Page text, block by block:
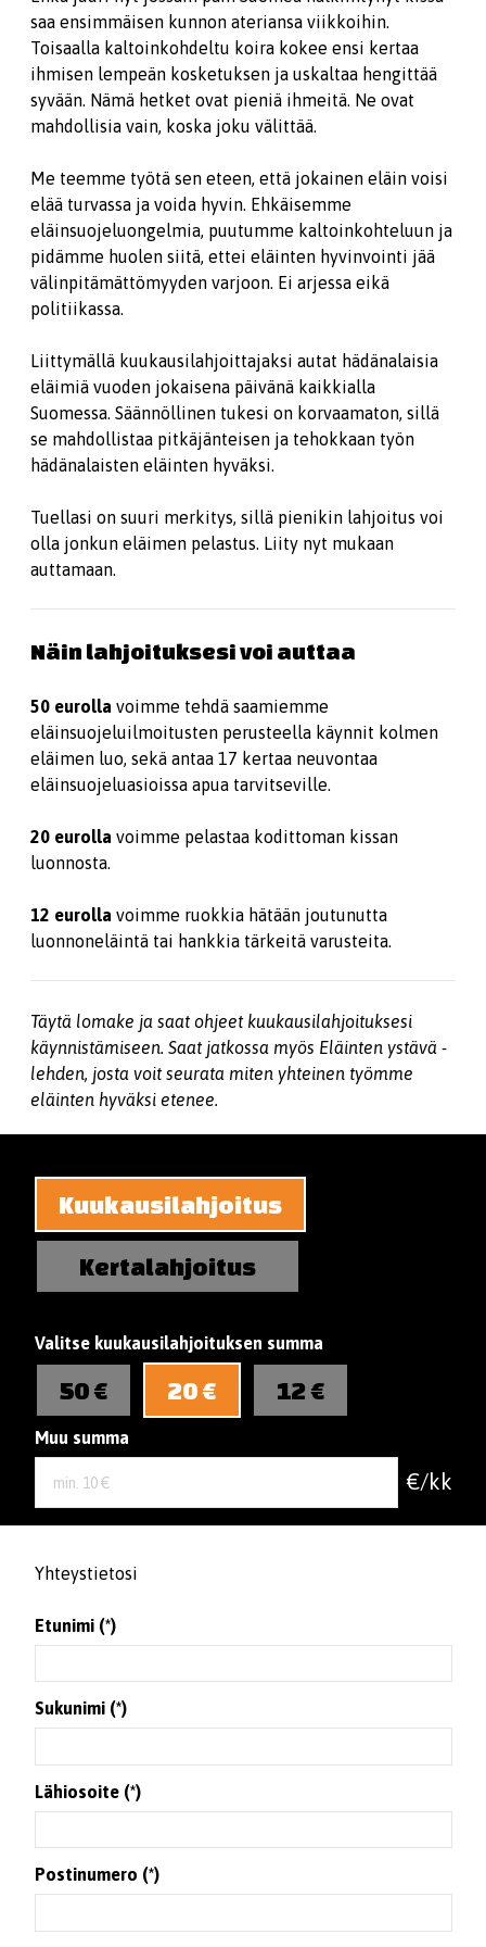
saa ensimmäisen kunnon ateriansa viikkoihin.
Toisaalla kaltoinkohdeltu koira kokee ensi kertaa
ihmisen lempeän kosketuksen ja uskaltaa hengittää
syvään. Nämä hetket ovat pieniä ihmeitä. Ne ovat
mahdollisia vain, koska joku välittää.
Me teemme työtä sen eteen, että jokainen eläin voisi
elää turvassa ja voida hyvin. Ehkäisemme
eläinsuojeluongelmia, puutumme kaltoinkohteluun ja
pidämme huolen siitä, ettei eläinten hyvinvointi jää
välinpitämättömyyden varjoon. Ei arjessa eikä
politiikassa.
Liittymällä kuukausilahjoittajaksi autat hädänalaisia
eläimiä vuoden jokaisena päivänä kaikkialla
Suomessa. Säännöllinen tukesi on korvaamaton, sillä
se mahdollistaa pitkäjänteisen ja tehokkaan työn
hädänalaisten eläinten hyväksi.
Tuellasi on suuri merkitys, sillä pienikin lahjoitus voi
olla jonkun eläimen pelastus. Liity nyt mukaan
auttamaan.
Näin lahjoituksesi voi auttaa
50 eurolla voimme tehdä saamiemme
eläinsuojeluilmoitusten perusteella käynnit kolmen
eläimen luo, sekä antaa 17 kertaa neuvontaa
eläinsuojeluasioissa apua tarvitseville.
20 eurolla voimme pelastaa kodittoman kissan
luonnosta.
12 eurolla voimme ruokkia hätään joutunutta
luonnoneläintä tai hankkia tärkeitä varusteita.
Täytä lomake ja saat ohjeet kuukausilahjoituksesi
käynnistämiseen. Saat jatkossa myös Eläinten ystävä -
lehden, josta voit seurata miten yhteinen työmme
eläinten hyväksi etenee.
Kuukausilahjoitus
Kertalahjoitus
Valitse kuukausilahjoituksen summa
50 € 20 € 12 €
Muu summa
€/kk
Yhteystietosi
Etunimi (*)
Sukunimi (*)
Lähiosoite (*)
Postinumero (*)